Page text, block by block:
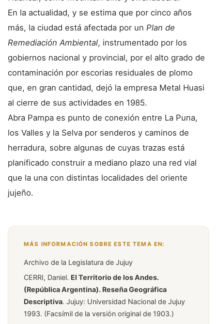
En la actualidad, y se estima que por cinco años
más, la ciudad está afectada por un Plan de
Remediación Ambiental, instrumentado por los
gobiernos nacional y provincial, por el alto grado de
contaminación por escorias residuales de plomo
que, en gran cantidad, dejó la empresa Metal Huasi
al cierre de sus actividades en 1985.
Abra Pampa es punto de conexión entre La Puna,
los Valles y la Selva por senderos y caminos de
herradura, sobre algunas de cuyas trazas está
planificado construir a mediano plazo una red vial
que la una con distintas localidades del oriente
jujeño.
MÁS INFORMACIÓN SOBRE ESTE TEMA EN:
Archivo de la Legislatura de Jujuy
CERRI, Daniel. El Territorio de los Andes.
(República Argentina). Reseña Geográfica
Descriptiva. Jujuy: Universidad Nacional de Jujuy
1993. (Facsímil de la versión original de 1903.)